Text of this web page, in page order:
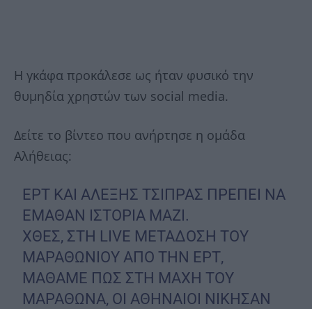
Η γκάφα προκάλεσε ως ήταν φυσικό την
θυμηδία χρηστών των social media.
Δείτε το βίντεο που ανήρτησε η ομάδα
Αλήθειας:
ΕΡΤ ΚΑΙ ΑΛΕΞΗΣ ΤΣΙΠΡΑΣ ΠΡΕΠΕΙ ΝΑ
ΕΜΑΘΑΝ ΙΣΤΟΡΙΑ ΜΑΖΙ.
ΧΘΕΣ, ΣΤΗ LIVE ΜΕΤΑΔΟΣΗ ΤΟΥ
ΜΑΡΑΘΩΝΙΟΥ ΑΠΟ ΤΗΝ ΕΡΤ,
ΜΑΘΑΜΕ ΠΩΣ ΣΤΗ ΜΑΧΗ ΤΟΥ
ΜΑΡΑΘΩΝΑ, ΟΙ ΑΘΗΝΑΙΟΙ ΝΙΚΗΣΑΝ